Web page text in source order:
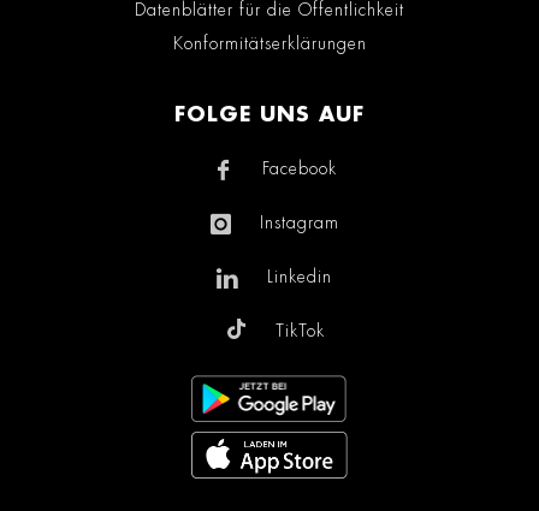
Datenblätter für die Öffentlichkeit
Konformitätserklärungen
FOLGE UNS AUF
Facebook
Instagram
Linkedin
TikTok